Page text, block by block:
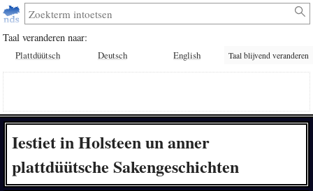
Taal veranderen naar:
Plattdüütsch Deutsch English Taal blijvend veranderen
Iestiet in Holsteen un anner
plattdüütsche Sakengeschichten